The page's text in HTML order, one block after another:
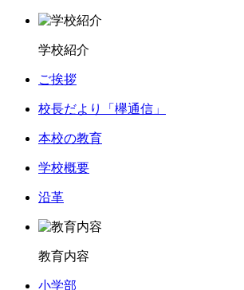
学校紹介
ご挨拶
校長だより「欅通信」
本校の教育
学校概要
沿革
教育内容
小学部